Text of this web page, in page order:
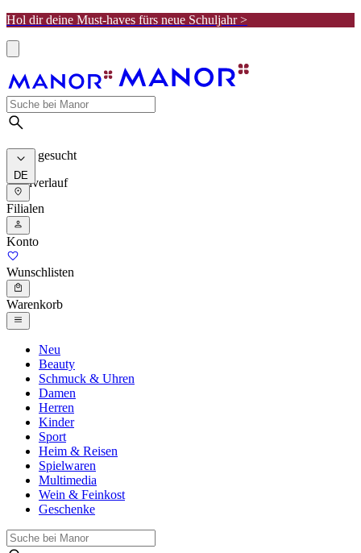
Hol dir deine Must-haves fürs neue Schuljahr >
Meist gesucht
Suchverlauf
DE
Filialen
Konto
Wunschlisten
Warenkorb
Neu
Beauty
Schmuck & Uhren
Damen
Herren
Kinder
Sport
Heim & Reisen
Spielwaren
Multimedia
Wein & Feinkost
Geschenke